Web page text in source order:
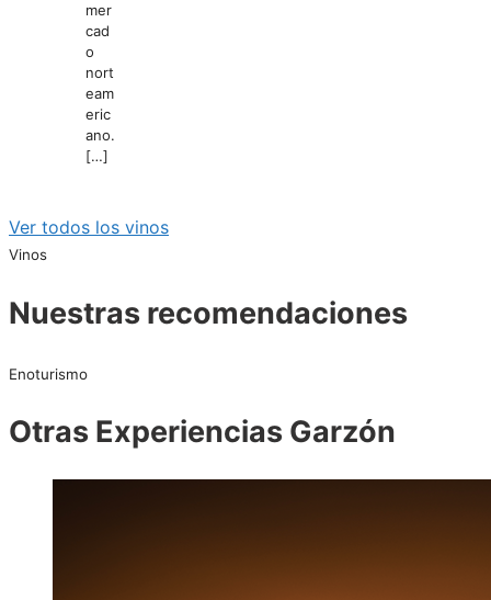
mer
cad
o
nort
eam
eric
ano.
[…]
Ver todos los vinos
Vinos
Nuestras recomendaciones
Enoturismo
Otras Experiencias Garzón